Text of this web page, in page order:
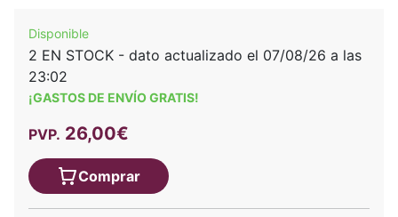
Disponible
2 EN STOCK - dato actualizado el 07/08/26 a las
23:02
¡GASTOS DE ENVÍO GRATIS!
PVP. 26,00€
Comprar